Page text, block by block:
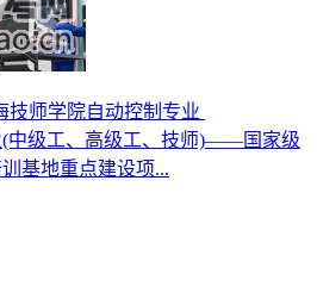
技师学院自动控制专业
(中级工、高级工、技师)——国家级
基地重点建设项...